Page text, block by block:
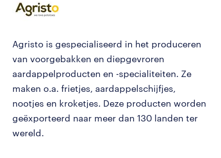
Agristo is gespecialiseerd in het produceren
van voorgebakken en diepgevroren
aardappelproducten en -specialiteiten. Ze
maken o.a. frietjes, aardappelschijfjes,
nootjes en kroketjes. Deze producten worden
geëxporteerd naar meer dan 130 landen ter
wereld.